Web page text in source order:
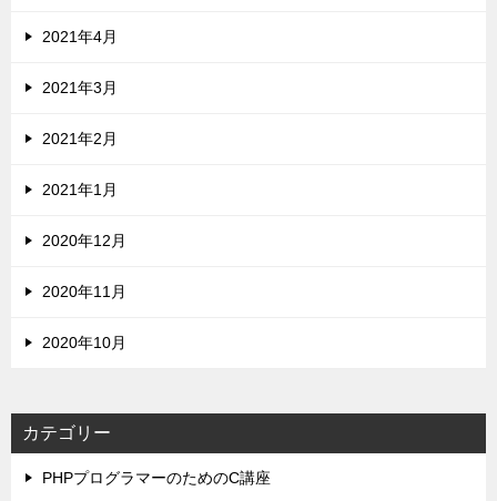
2021年4月
2021年3月
2021年2月
2021年1月
2020年12月
2020年11月
2020年10月
カテゴリー
PHPプログラマーのためのC講座